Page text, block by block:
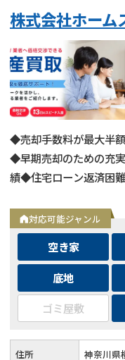
株式会社ホーム
◆売却手数料が最大半
◆早期売却のための充
績◆住宅ローン返済困
却も可能◆プロフェッ
対応可能ジャンル
空き家
底地
ゴミ屋敷
住所 神奈川県
再建築不可